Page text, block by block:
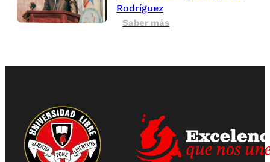
Rodríguez
Saber más